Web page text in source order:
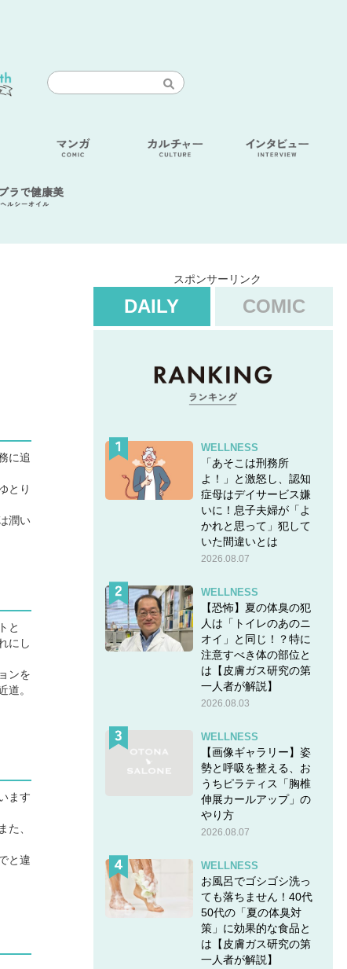
ラで健康美
ヘルシーオイル
に追
とり
潤い
と
にし
ンを
道。
ます
た、
と違
スポンサーリンク
DAILY COMIC
WELLNESS
「あそこは刑務所
よ！」と激怒し、認知
症母はデイサービス嫌
いに！息子夫婦が「よ
かれと思って」犯して
いた間違いとは
2026.08.07
WELLNESS
【恐怖】夏の体臭の犯
人は「トイレのあのニ
オイ」と同じ！？特に
注意すべき体の部位と
は【皮膚ガス研究の第
一人者が解説】
2026.08.03
WELLNESS
【画像ギャラリー】姿
勢と呼吸を整える、お
うちピラティス「胸椎
伸展カールアップ」の
やり方
2026.08.07
WELLNESS
お風呂でゴシゴシ洗っ
ても落ちません！40代
50代の「夏の体臭対
策」に効果的な食品と
は【皮膚ガス研究の第
一人者が解説】